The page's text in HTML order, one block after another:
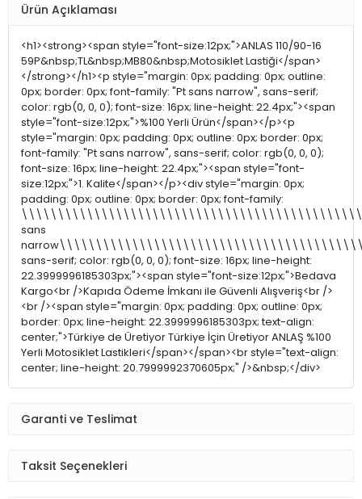
Ürün Açıklaması
<h1><strong><span style="font-size:12px;">ANLAS 110/90-16
59P&nbsp;TL&nbsp;MB80&nbsp;Motosiklet Lastiği</span>
</strong></h1><p style="margin: 0px; padding: 0px; outline:
0px; border: 0px; font-family: "Pt sans narrow", sans-serif;
color: rgb(0, 0, 0); font-size: 16px; line-height: 22.4px;"><span
style="font-size:12px;">%100 Yerli Ürün</span></p><p
style="margin: 0px; padding: 0px; outline: 0px; border: 0px;
font-family: "Pt sans narrow", sans-serif; color: rgb(0, 0, 0);
font-size: 16px; line-height: 22.4px;"><span style="font-
size:12px;">1. Kalite</span></p><div style="margin: 0px;
padding: 0px; outline: 0px; border: 0px; font-family:
sans
sans-serif; color: rgb(0, 0, 0); font-size: 16px; line-height:
22.3999996185303px;"><span style="font-size:12px;">Bedava
Kargo<br />Kapıda Ödeme İmkanı ile Güvenli Alışveriş<br />
<br /><span style="margin: 0px; padding: 0px; outline: 0px;
border: 0px; line-height: 22.3999996185303px; text-align:
center;">Türkiye de Üretiyor Türkiye İçin Üretiyor ANLAŞ %100
Yerli Motosiklet Lastikleri</span></span><br style="text-align:
center; line-height: 20.7999992370605px;" />&nbsp;</div>
Garanti ve Teslimat
Taksit Seçenekleri